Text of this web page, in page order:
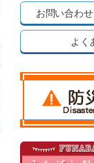
お問い合わせ
よく